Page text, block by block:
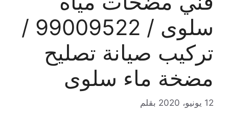
سلوى / 99009522 /
تركيب صيانة تصليح
مضخة ماء سلوى
12 يونيو، 2020 بقلم